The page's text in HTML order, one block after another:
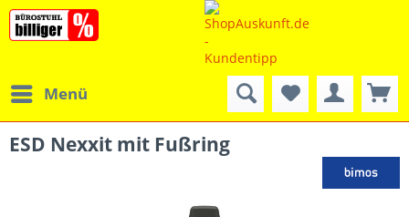
Menü
ESD Nexxit mit Fußring